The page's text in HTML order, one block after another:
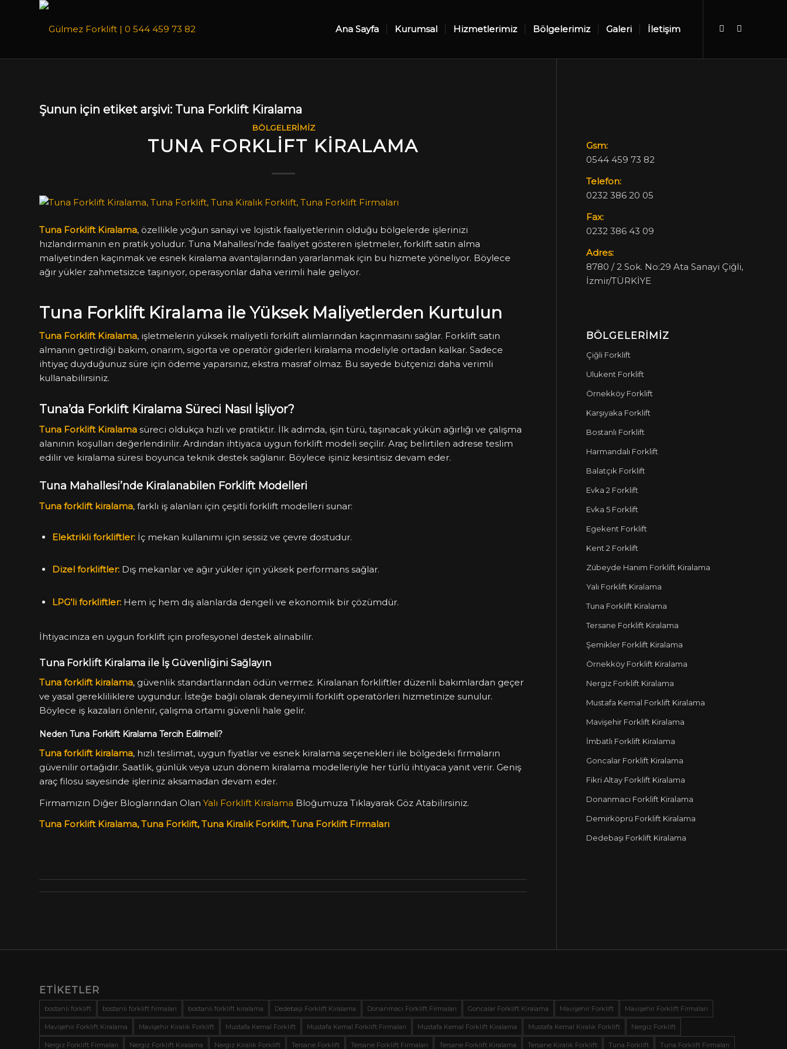
Ana Sayfa Kurumsal Hizmetlerimiz Bölgelerimiz Galeri İletişim
Şunun için etiket arşivi: Tuna Forklift Kiralama
BÖLGELERIMIZ
TUNA FORKLIFT KIRALAMA
Tuna Forklift Kiralama, özellikle yoğun sanayi ve lojistik faaliyetlerinin olduğu bölgelerde işlerinizi
hızlandırmanın en pratik yoludur. Tuna Mahallesi’nde faaliyet gösteren işletmeler, forklift satın alma
maliyetinden kaçınmak ve esnek kiralama avantajlarından yararlanmak için bu hizmete yöneliyor. Böylece
ağır yükler zahmetsizce taşınıyor, operasyonlar daha verimli hale geliyor.
Tuna Forklift Kiralama ile Yüksek Maliyetlerden Kurtulun
Tuna Forklift Kiralama, işletmelerin yüksek maliyetli forklift alımlarından kaçınmasını sağlar. Forklift satın
almanın getirdiği bakım, onarım, sigorta ve operatör giderleri kiralama modeliyle ortadan kalkar. Sadece
ihtiyaç duyduğunuz süre için ödeme yaparsınız, ekstra masraf olmaz. Bu sayede bütçenizi daha verimli
kullanabilirsiniz.
Tuna’da Forklift Kiralama Süreci Nasıl İşliyor?
Tuna Forklift Kiralama süreci oldukça hızlı ve pratiktir. İlk adımda, işin türü, taşınacak yükün ağırlığı ve çalışma
alanının koşulları değerlendirilir. Ardından ihtiyaca uygun forklift modeli seçilir. Araç belirtilen adrese teslim
edilir ve kiralama süresi boyunca teknik destek sağlanır. Böylece işiniz kesintisiz devam eder.
Tuna Mahallesi’nde Kiralanabilen Forklift Modelleri
Tuna forklift kiralama, farklı iş alanları için çeşitli forklift modelleri sunar:
Elektrikli forkliftler: İç mekan kullanımı için sessiz ve çevre dostudur.
Dizel forkliftler: Dış mekanlar ve ağır yükler için yüksek performans sağlar.
LPG’li forkliftler: Hem iç hem dış alanlarda dengeli ve ekonomik bir çözümdür.
İhtiyacınıza en uygun forklift için profesyonel destek alınabilir.
Tuna Forklift Kiralama ile İş Güvenliğini Sağlayın
Tuna forklift kiralama, güvenlik standartlarından ödün vermez. Kiralanan forkliftler düzenli bakımlardan geçer
ve yasal gerekliliklere uygundur. İsteğe bağlı olarak deneyimli forklift operatörleri hizmetinize sunulur.
Böylece iş kazaları önlenir, çalışma ortamı güvenli hale gelir.
Neden Tuna Forklift Kiralama Tercih Edilmeli?
Tuna forklift kiralama, hızlı teslimat, uygun fiyatlar ve esnek kiralama seçenekleri ile bölgedeki firmaların
güvenilir ortağıdır. Saatlik, günlük veya uzun dönem kiralama modelleriyle her türlü ihtiyaca yanıt verir. Geniş
araç filosu sayesinde işleriniz aksamadan devam eder.
Firmamızın Diğer Bloglarından Olan Yalı Forklift Kiralama Bloğumuza Tıklayarak Göz Atabilirsiniz.
Tuna Forklift Kiralama, Tuna Forklift, Tuna Kiralık Forklift, Tuna Forklift Firmaları
Gsm:
0544 459 73 82
Telefon:
0232 386 20 05
Fax:
0232 386 43 09
Adres:
8780 / 2 Sok. No:29 Ata Sanayi Çiğli,
İzmir/TÜRKİYE
BÖLGELERIMIZ
Çiğli Forklift
Ulukent Forklift
Örnekköy Forklift
Karşıyaka Forklift
Bostanlı Forklift
Harmandalı Forklift
Balatçık Forklift
Evka 2 Forklift
Evka 5 Forklift
Egekent Forklift
Kent 2 Forklift
Zübeyde Hanım Forklift Kiralama
Yalı Forklift Kiralama
Tuna Forklift Kiralama
Tersane Forklift Kiralama
Şemikler Forklift Kiralama
Örnekköy Forklift Kiralama
Nergiz Forklift Kiralama
Mustafa Kemal Forklift Kiralama
Mavişehir Forklift Kiralama
İmbatlı Forklift Kiralama
Goncalar Forklift Kiralama
Fikri Altay Forklift Kiralama
Donanmacı Forklift Kiralama
Demirköprü Forklift Kiralama
Dedebaşı Forklift Kiralama
ETIKETLER
bostanlı forklift bostanlı forklift firmaları bostanlı forklift kiralama Dedebaşı Forklift Kiralama Donanmacı Forklift Firmaları Goncalar Forklift Kiralama Mavişehir Forklift Mavişehir Forklift Firmaları
Mavişehir Forklift Kiralama Mavişehir Kiralık Forklift Mustafa Kemal Forklift Mustafa Kemal Forklift Firmaları Mustafa Kemal Forklift Kiralama Mustafa Kemal Kiralık Forklift Nergiz Forklift
Nergiz Forklift Firmaları Nergiz Forklift Kiralama Nergiz Kiralık Forklift Tersane Forklift Tersane Forklift Firmaları Tersane Forklift Kiralama Tersane Kiralık Forklift Tuna Forklift Tuna Forklift Firmaları